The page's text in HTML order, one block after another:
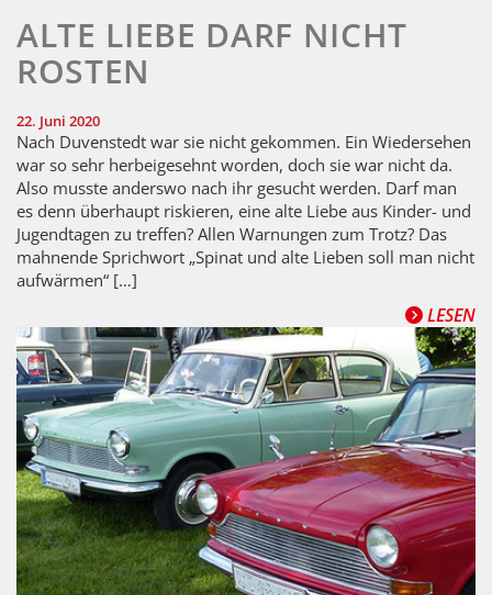
ALTE LIEBE DARF NICHT
ROSTEN
22. Juni 2020
Nach Duvenstedt war sie nicht gekommen. Ein Wiedersehen
war so sehr herbeigesehnt worden, doch sie war nicht da.
Also musste anderswo nach ihr gesucht werden. Darf man
es denn überhaupt riskieren, eine alte Liebe aus Kinder- und
Jugendtagen zu treffen? Allen Warnungen zum Trotz? Das
mahnende Sprichwort „Spinat und alte Lieben soll man nicht
aufwärmen“ […]
LESEN